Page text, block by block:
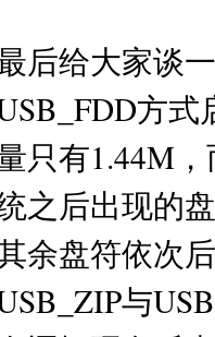
后给大家谈
方
只有1.44M
之后出现的
余盘符依次
与